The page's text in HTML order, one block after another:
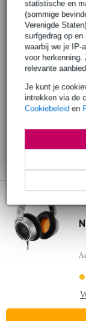
statistische en
(sommige
Verenigde
surfgedrag op en
waarbij we je IP-
voor herkenning.
relevante
Je kunt je
intrekken via de
Cookiebeleid en